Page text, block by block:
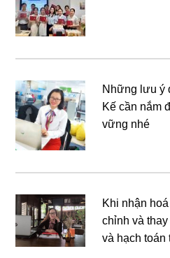
Những lưu ý
Kế cần nắm
vững nhé
Khi nhận
chỉnh và
và hạch toán